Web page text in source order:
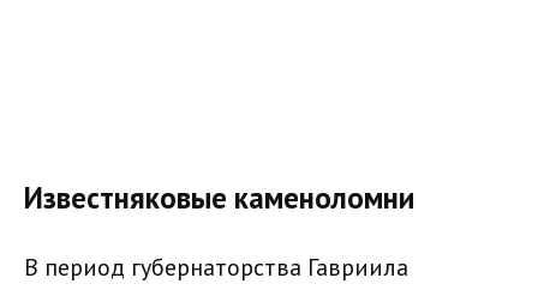
Известняковые каменоломни
В период губернаторства Гавриила